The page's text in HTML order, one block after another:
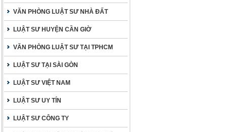
VĂN PHÒNG LUẬT SƯ NHÀ ĐẤT
LUẬT SƯ HUYỆN CẦN GIỜ
VĂN PHÒNG LUẬT SƯ TẠI TPHCM
LUẬT SƯ TẠI SÀI GÒN
LUẬT SƯ VIỆT NAM
LUẬT SƯ UY TÍN
LUẬT SƯ CÔNG TY